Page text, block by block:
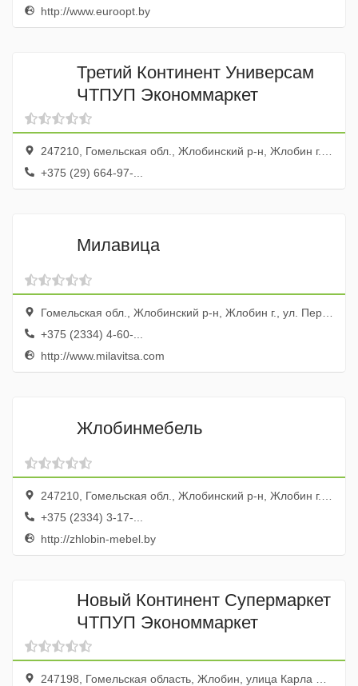
http://www.euroopt.by
Третий Континент Универсам
ЧТПУП Экономмаркет
247210, Гомельская обл., Жлобинский р-н, Жлобин г., ул. Красная, 40а
+375 (29) 664-97-...
Милавица
Гомельская обл., Жлобинский р-н, Жлобин г., ул. Первомайская, 52, 6а
+375 (2334) 4-60-...
http://www.milavitsa.com
Жлобинмебель
247210, Гомельская обл., Жлобинский р-н, Жлобин г., ул. Подъездная, 2
+375 (2334) 3-17-...
http://zhlobin-mebel.by
Новый Континент Супермаркет
ЧТПУП Экономмаркет
247198, Гомельская область, Жлобин, улица Карла Маркса, 52